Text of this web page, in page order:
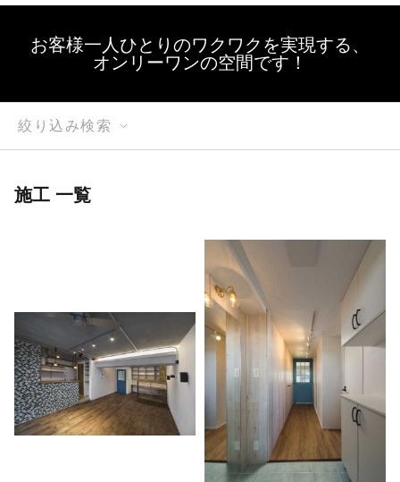
お客様一人ひとりのワクワクを実現する、
オンリーワンの空間です！
絞り込み検索
施工 一覧